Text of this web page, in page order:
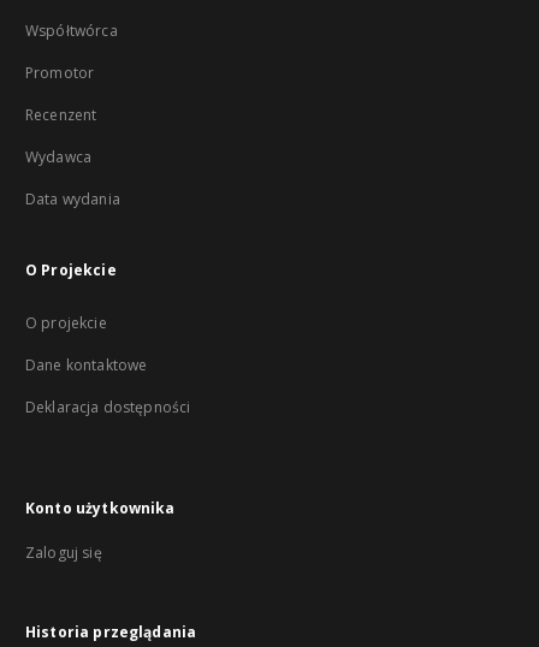
Współtwórca
Promotor
Recenzent
Wydawca
Data wydania
O Projekcie
O projekcie
Dane kontaktowe
Deklaracja dostępności
Konto użytkownika
Zaloguj się
Historia przeglądania